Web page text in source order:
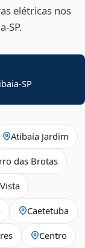
elétricas nos
SP
Atibaia Jardim
das Brotas
Caetetuba
Centro